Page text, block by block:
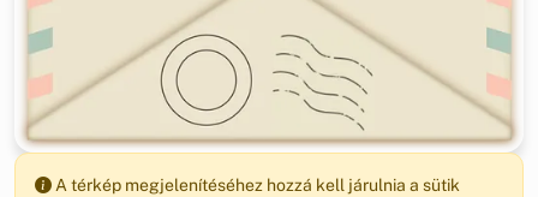
A térkép megjelenítéséhez hozzá kell járulnia a sütik